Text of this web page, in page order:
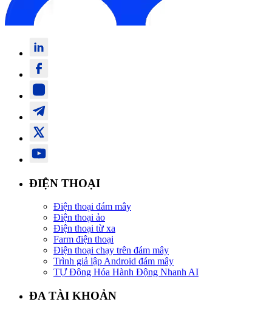
ĐIỆN THOẠI
Điện thoại đám mây
Điện thoại ảo
Điện thoại từ xa
Farm điện thoại
Điện thoại chạy trên đám mây
Trình giả lập Android đám mây
TỰ Động Hóa Hành Động Nhanh AI
ĐA TÀI KHOẢN